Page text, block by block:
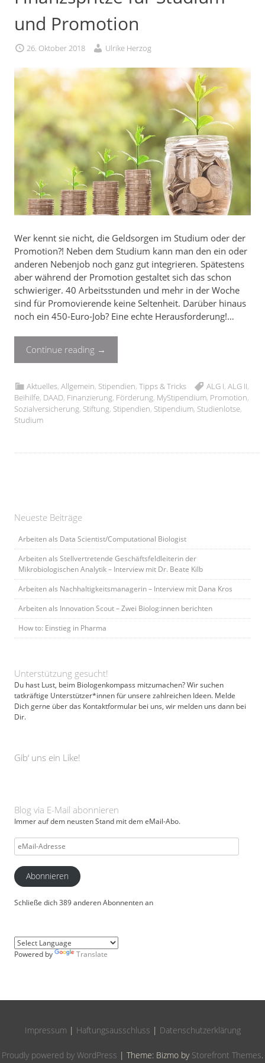
und Promotion
26. Oktober 2018 Ulrike Herzog
Wer kennt sie nicht, die Geldsorgen im Studium oder der
Promotion?! Neben dem Studium kann man den ein oder
anderen Nebenjob noch ganz gut integrieren. Spätestens
aber während der Promotion gestaltet sich das schon
schwieriger. 40 Arbeitsstunden und mehr in der Woche
sind für Promovierende keine Seltenheit. Darüber hinaus
noch ein 450-Euro-Job? Eine echte Herausforderung!…
Continue reading →
Aktuelles,Allgemein, Stipendien,Tipps & Tricks ALG I,ALG II,
Beihilfe, DAAD, Finanzierung, Förderung, MyStipendium, Promotion,
Sozialversicherung, Stiftung, Stipendien, Stipendium, Studienlotse,
Studium
Neueste Beiträge
Arbeiten als Data Scientist/Computational Biologist
Arbeiten als Stellvertretende Geschäftsfeldleiterin der
Mikrobiologischen Analytik – Interview mit Dr. Beate Kilb
Arbeiten als Nachhaltigkeitsmanagerin – Interview mit Dana Kros
Arbeiten als Innovation Scout – Zwei Biolog:innen berichten
How to: Einstieg in Pharma
Unterstützung gesucht!
Du hast Lust, beim Biologenkompass mitzumachen? Wir suchen
tatkräftige Unterstützer*innen für unsere zahlreichen Ideen. Melde
Dich gerne über das Kontaktformular bei uns, wir melden uns dann bei
Dir.
Gib‘ uns ein Like!
Blog via E-Mail abonnieren
Immer auf dem neusten Stand mit dem eMail-Abo.
eMail-
Adresse
Abonnieren
Schließe dich 389 anderen Abonnenten an
Powered by Translate
Impressum | Haftungsausschluss | Datenschutzerklärung
Proudly powered by WordPress | Theme: Bizmo by Storefront Themes.